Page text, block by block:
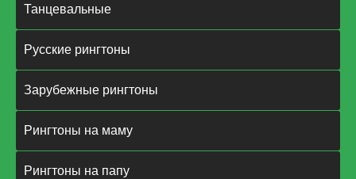
Танцевальные
Русские рингтоны
Зарубежные рингтоны
Рингтоны на маму
Рингтоны на папу